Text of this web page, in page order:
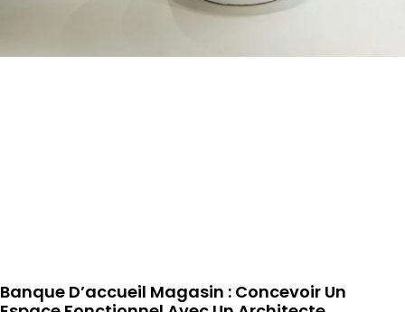
Banque D’accueil Magasin : Concevoir Un